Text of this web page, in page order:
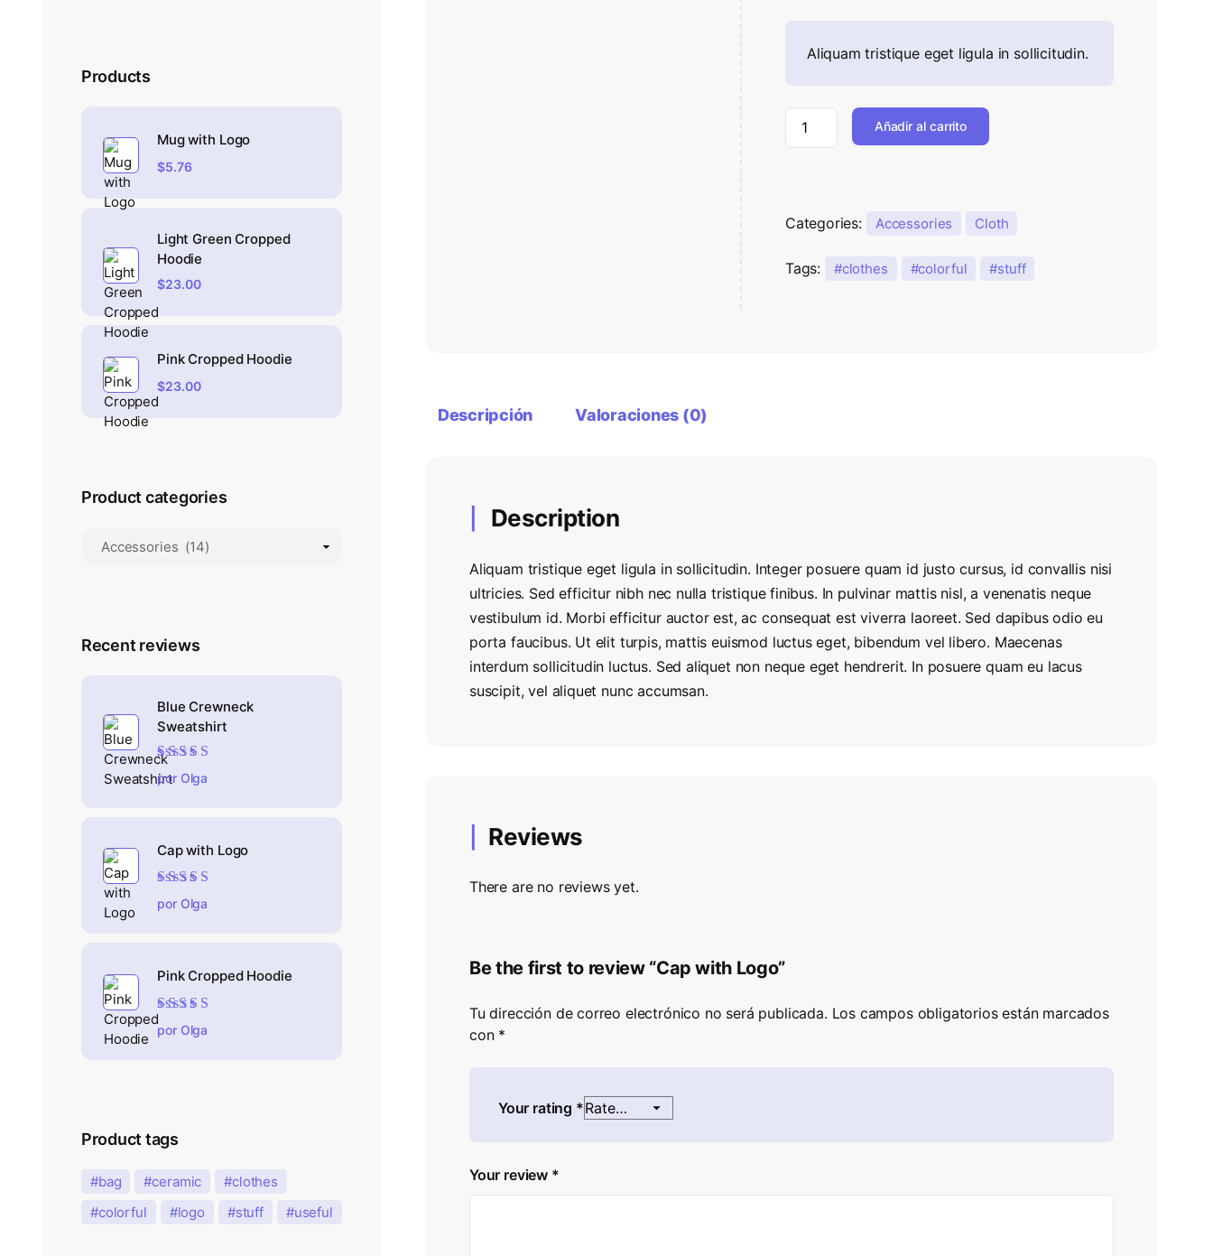
Aliquam tristique eget ligula in sollicitudin.
Añadir al carrito
Categories: Accessories Cloth
Tags: clothes colorful stuff
Descripción Valoraciones (0)
Description
Aliquam tristique eget ligula in sollicitudin. Integer posuere quam id justo cursus, id convallis nisi
ultricies. Sed efficitur nibh nec nulla tristique finibus. In pulvinar mattis nisl, a venenatis neque
vestibulum id. Morbi efficitur auctor est, ac consequat est viverra laoreet. Sed dapibus odio eu
porta faucibus. Ut elit turpis, mattis euismod luctus eget, bibendum vel libero. Maecenas
interdum sollicitudin luctus. Sed aliquet non neque eget hendrerit. In posuere quam eu lacus
suscipit, vel aliquet nunc accumsan.
Reviews
There are no reviews yet.
Be the first to review “Cap with Logo”
Tu dirección de correo electrónico no será publicada. Los campos obligatorios están marcados
con *
Your rating *
Your review *
Products
Mug with Logo
$5.76
Light Green Cropped
Hoodie
$23.00
Pink Cropped Hoodie
$23.00
Product categories
Recent reviews
Blue Crewneck
Sweatshirt
Valorado en
4de 5
por Olga
Cap with Logo
Valorado en
de 5
por Olga
Pink Cropped Hoodie
Valorado en
de 5
por Olga
Product tags
bag ceramic
clothes
colorful
logo stuff useful